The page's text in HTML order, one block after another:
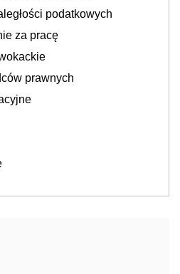
podatkowych
za pracę
prawnych